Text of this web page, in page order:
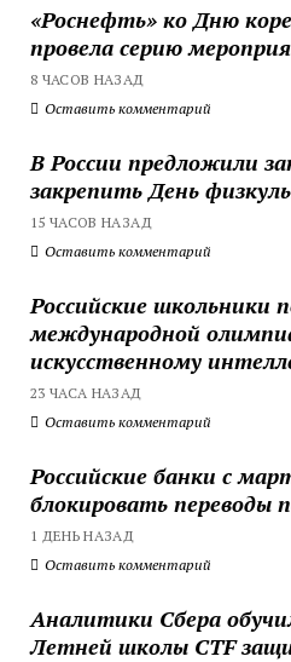
«Роснефть» ко Дню
провела серию
8 ЧАСОВ НАЗАД
Оставить комментарий
В России предложили
закрепить День
15 ЧАСОВ НАЗАД
Оставить комментарий
Российские школьники
международной
искусственному
23 ЧАСА НАЗАД
Оставить комментарий
Российские банки с
блокировать переводы
1 ДЕНЬ НАЗАД
Оставить комментарий
Аналитики Сбера
Летней школы CTF